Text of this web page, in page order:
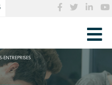
ENTREPRISES